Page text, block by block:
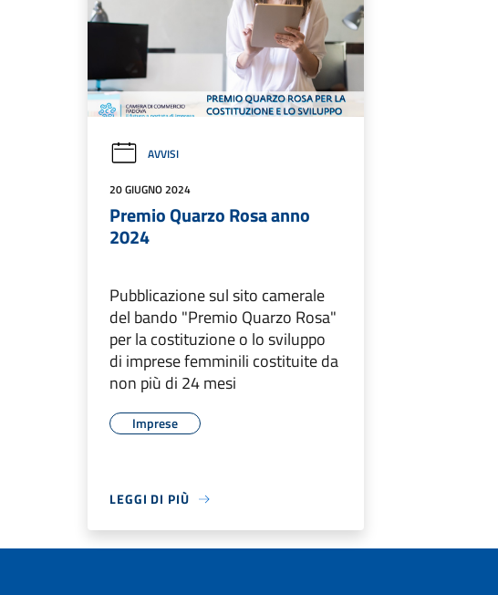
AVVISI
20 GIUGNO 2024
Premio Quarzo Rosa anno
2024
Pubblicazione sul sito camerale
del bando "Premio Quarzo Rosa"
per la costituzione o lo sviluppo
di imprese femminili costituite da
non più di 24 mesi
Imprese
LEGGI DI PIÙ